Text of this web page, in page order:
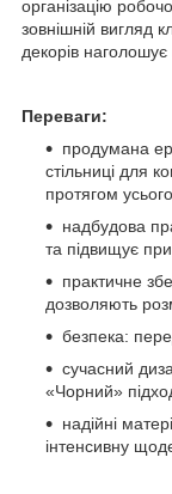
організацію
зовнішній вигляд
декорів наголошує
Переваги:
продумана
стільниці для
протягом
надбудова
та підвищує
практичне
дозволяють
безпека:
сучасний
«Чорний»
надійні
інтенсивну